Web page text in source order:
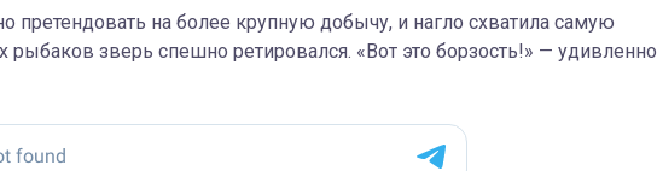
претендовать на более крупную добычу, и нагло схватила самую
зверь спешно ретировался. «Вот это борзость!» — удивленно